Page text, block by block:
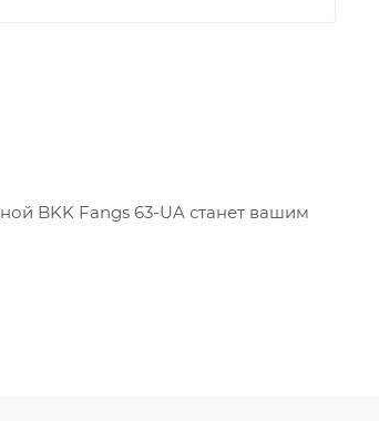
BKK Fangs 63-UA станет вашим